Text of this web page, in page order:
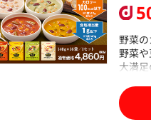
野菜の
野菜
大満
「野
の味を